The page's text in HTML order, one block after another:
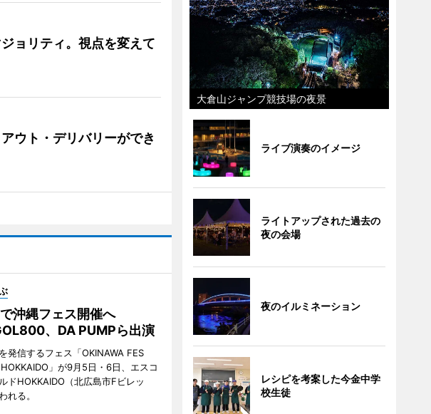
ョリティ。視点を変えて
ウト・デリバリーができ
沖縄フェス開催へ
、DA PUMPら出演
発信するフェス「OKINAWA FES
」が9月5日・6日、エスコ
ドHOKKAIDO（北広島市Fビレッ
れる。
大倉山ジャンプ競技場の夜景
ライブ演奏のイメージ
ライトアップされた過去の
夜の会場
夜のイルミネーション
レシピを考案した今金中学
校生徒